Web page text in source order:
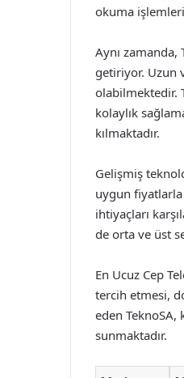
okuma
Aynı zamanda,
getiriyor. Uzun
olabilmektedir.
kolaylık
kılmaktadır.
Gelişmiş
uygun
ihtiyaçları
de orta ve üst
En Ucuz Cep
tercih etmesi,
eden
sunmaktadır.